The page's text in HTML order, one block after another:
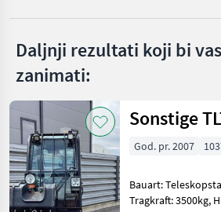
Brielmaier
Prikaži
sve
(41)
MARKETPLACE
Marketplace
Ponude
trgovaca
Mali
oglasi
Daljnji rezultati koji bi
zanimati:
Sonstige
God. pr. 2007
Bauart:
Tragkraft: 3500kg, Hubhöhe: